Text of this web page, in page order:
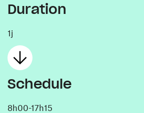
Duration
1j
Schedule
8h00-17h15